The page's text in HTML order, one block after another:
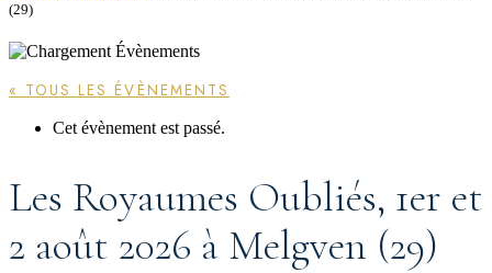
(29)
« TOUS LES ÉVÈNEMENTS
Cet évènement est passé.
Les Royaumes Oubliés, 1er et
2 août 2026 à Melgven (29)